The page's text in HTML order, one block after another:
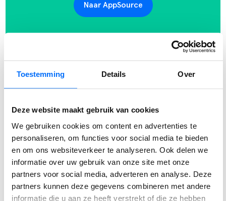
Toestemming Details Over
Deze website maakt gebruik van cookies
We gebruiken cookies om content en advertenties te
personaliseren, om functies voor social media te bieden
en om ons websiteverkeer te analyseren. Ook delen we
informatie over uw gebruik van onze site met onze
partners voor social media, adverteren en analyse. Deze
partners kunnen deze gegevens combineren met andere
informatie die u aan ze heeft verstrekt of die ze hebben
Naar AppSource
Auteur
MARLOES VELDKAMP
Lead Marketing